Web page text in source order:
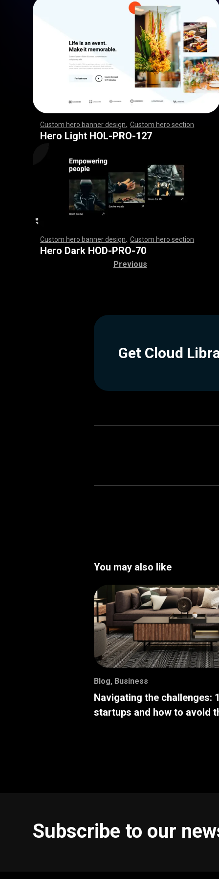
Custom hero banner design ,Custom hero section
,,,,,,,,,,,,,,,,,,,,,,,,,,,,,, ,,,,,,,,,,,,,,,,,,,,,,,
,,,,,,,,,,,,,,,,,,,,,,,,,,,,,, ,,,,,,,,,,,,,,,,,,,,,,,
,,
Hero Light HOL-PRO-127
Custom hero banner design ,Custom hero section
,,,,,,,,,,,,,,,,,,,,,,,,,,,,,, ,,,,,,,,,,,,,,,,,,,,,,,
,,,,,,,,,,,,,,,,,,,,,,,,,,,,,, ,,,,,,,,,,,,,,,,,,,,,,,
,,
Hero Dark HOD-PRO-70
Previous
Get Cloud
You may also like
Blog, Business
Navigating the challenges:
startups and how to avoid
Subscribe to our